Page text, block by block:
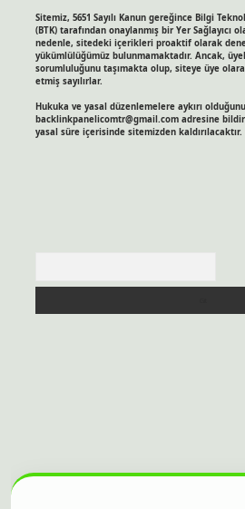
Sitemiz, 5651 Sayılı Kanun gereğince Bilgi
(BTK) tarafından onaylanmış bir Yer Sağlayıcı
nedenle, sitedeki içerikleri proaktif olarak
yükümlülüğümüz bulunmamaktadır. Ancak,
sorumluluğunu taşımakta olup, siteye üye
etmiş sayılırlar.
Hukuka ve yasal düzenlemelere aykırı
backlinkpanelicomtr@gmail.comadresine
yasal süre içerisinde sitemizden kaldırılacaktır.